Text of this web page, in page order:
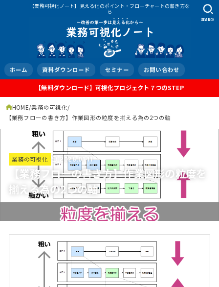
【業務可視化ノート】見える化のポイント・フローチャートの書き方な
ら
ホーム 資料ダウンロード セミナー お問い合わせ
SEARCH
【無料ダウンロード】可視化プロジェクト７つのSTEP
HOME 業務の可視化
【業務フローの書き方】作業図形の粒度を揃える為の2つの軸
業務の可視化 2026.01.11
【業務フローの書き方】作業図形の粒度を
揃える為の2つの軸